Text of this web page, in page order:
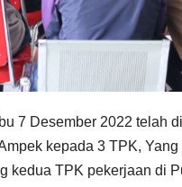
7 Desember 2022 telah
kepada 3 TPK,
kedua TPK pekerjaan di